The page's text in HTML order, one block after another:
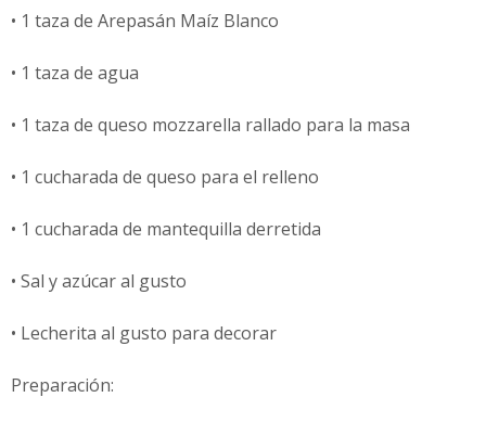
• 1 taza de Arepasán Maíz Blanco
• 1 taza de agua
• 1 taza de queso mozzarella rallado para la masa
• 1 cucharada de queso para el relleno
• 1 cucharada de mantequilla derretida
• Sal y azúcar al gusto
• Lecherita al gusto para decorar
Preparación: